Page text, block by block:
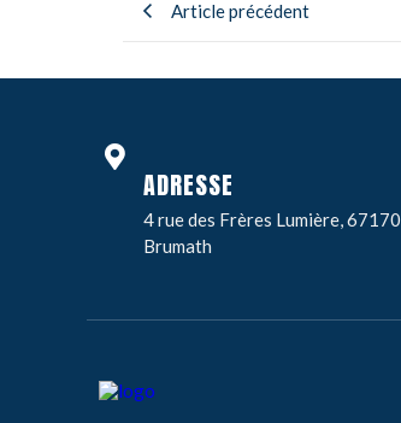
Article précédent
ADRESSE
4 rue des Frères Lumière, 67170
Brumath